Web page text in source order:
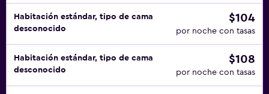
Habitación estándar, tipo de cama
desconocido
$104
por noche con tasas
Habitación estándar, tipo de cama
desconocido
$108
por noche con tasas